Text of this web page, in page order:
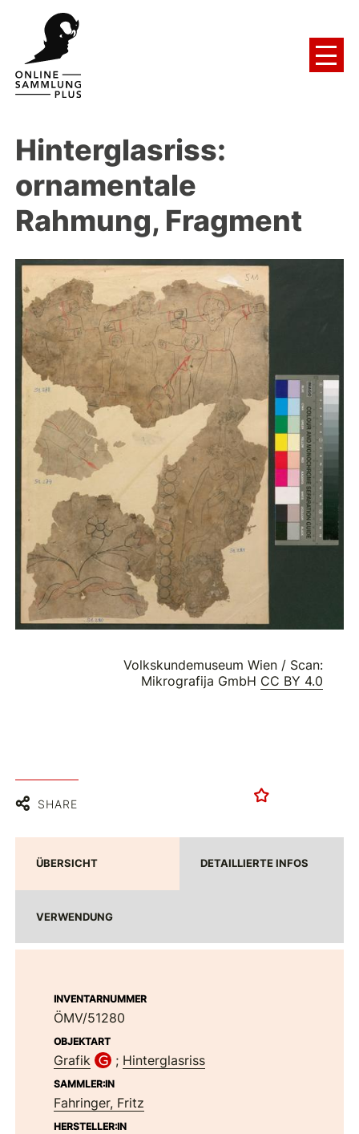
Hinterglasriss:
ornamentale
Rahmung, Fragment
Volkskundemuseum Wien / Scan:
Mikrografija GmbH CC BY 4.0
SHARE
ÜBERSICHT DETAILLIERTE INFOS
VERWENDUNG
INVENTARNUMMER
ÖMV/51280
OBJEKTART
Grafik ; Hinterglasriss
SAMMLER:IN
Fahringer, Fritz
HERSTELLER:IN